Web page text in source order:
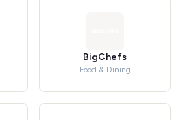
BigChefs
Food & Dining